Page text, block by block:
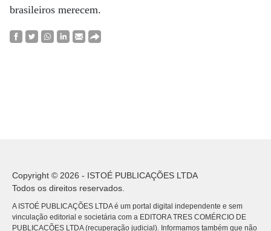
brasileiros merecem.
Copyright © 2026 - ISTOÉ PUBLICAÇÕES LTDA
Todos os direitos reservados.
A ISTOÉ PUBLICAÇÕES LTDA é um portal digital independente e sem
vinculação editorial e societária com a EDITORA TRES COMÉRCIO DE
PUBLICACÕES LTDA (recuperação judicial). Informamos também que não